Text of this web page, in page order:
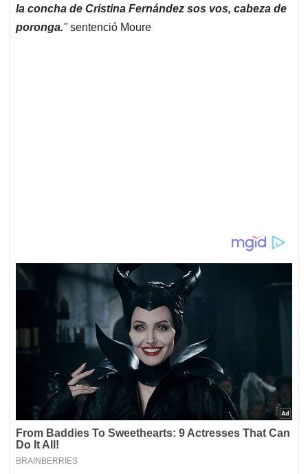
la concha de Cristina Fernández sos vos, cabeza de
poronga."sentenció Moure